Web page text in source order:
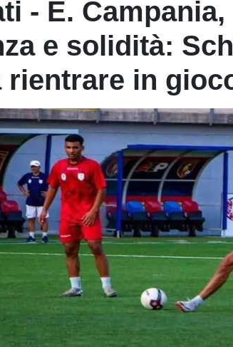
- E. Campania,
e solidità:
rientrare in